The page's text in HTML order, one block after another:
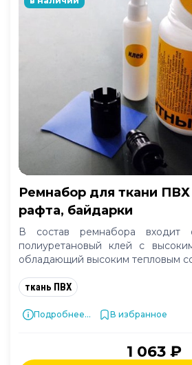
Ремнабор для ткани
рафта, байдарки
В состав ремнабора входит
полиуретановый клей с
обладающий высоким тепловым
ткань ПВХ
Подробнее... В избранное
1 063 ₽